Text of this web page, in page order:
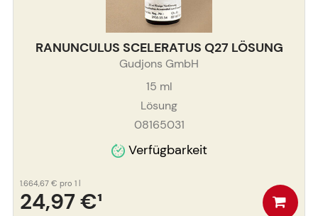
RANUNCULUS SCELERATUS Q27 LÖSUNG
Gudjons GmbH
15 ml
Lösung
08165031
Verfügbarkeit
24,97 €¹
1.664,67 € pro 1 l